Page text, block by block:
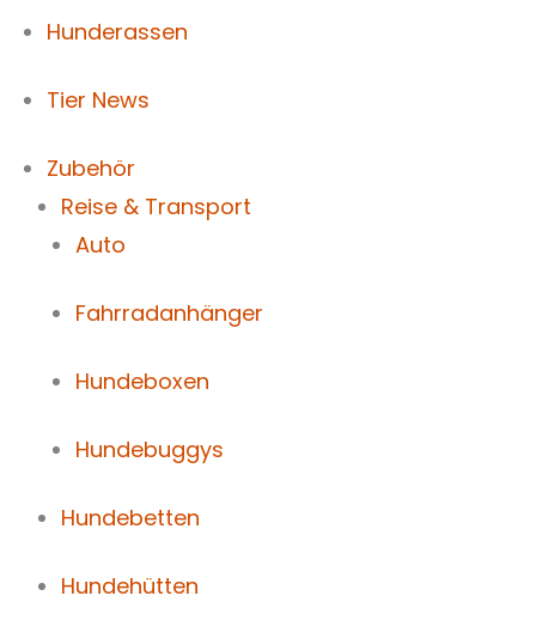
Hunderassen
Tier News
Zubehör
Reise & Transport
Auto
Fahrradanhänger
Hundeboxen
Hundebuggys
Hundebetten
Hundehütten